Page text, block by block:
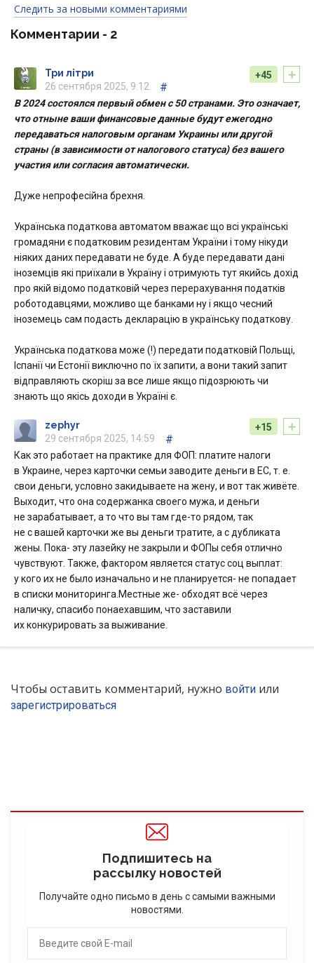
Следить за новыми комментариями
Комментарии - 2
+
+45
Три літри
26 сентября 2025, 9:12
#
В 2024 состоялся первый обмен с 50 странами. Это означает,
что отныне ваши финансовые данные будут ежегодно
передаваться налоговым органам Украины или другой
страны (в зависимости от налогового статуса) без вашего
участия или согласия автоматически.
Дуже непрофесійна брехня.
Українська податкова автоматом вважає що всі українські
громадяни є податковим резидентам України і тому нікуди
ніяких даних передавати не буде. А буде передавати дані
іноземців які приїхали в Україну і отримують тут якийсь дохід
про якій відомо податковій через перерахування податків
роботодавцями, можливо ще банками ну і якщо чесний
іноземець сам подасть декларацію в українську податкову.
Українська податкова може (!) передати податковій Польщі,
Іспанії чи Естонії виключно по їх запити, а вони такий запит
відправляють скоріш за все лише якщо підозрюють чи
знають що якісь доходи в Україні є.
+
+15
zephyr
29 сентября 2025, 14:59
#
Как это работает на практике для ФОП: платите налоги
в Украине, через карточки семьи заводите деньги в ЕС, т. е.
свои деньги, условно закидываете на жену, и вот так живёте.
Выходит, что она содержанка своего мужа, и деньги
не зарабатывает, а то что вы там где-то рядом, так
не с вашей карточки же вы деньги тратите, а с дубликата
жены. Пока- эту лазейку не закрыли и ФОПы себя отлично
чувствуют. Также, фактором является статус соц выплат:
у кого их не было изначально и не планируется- не попадает
в списки мониторинга.Местные же- обходят всё через
наличку, спасибо понаехавшим, что заставили
их конкурировать за выживание.
Чтобы оставить комментарий, нужно войти или
зарегистрироваться
Подпишитесь на
рассылку новостей
Получайте одно письмо в день с самыми важными
новостями.